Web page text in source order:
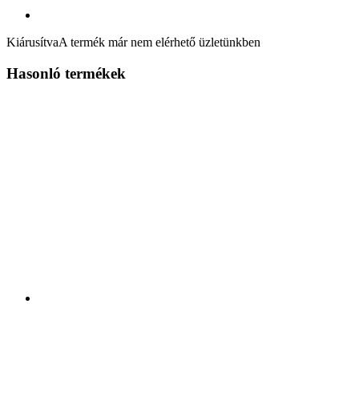
KiárusítvaA termék már nem elérhető üzletünkben
Hasonló termékek